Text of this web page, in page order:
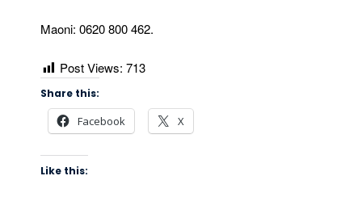
Maoni: 0620 800 462.
Post Views: 713
Share this:
Facebook X
Like this: